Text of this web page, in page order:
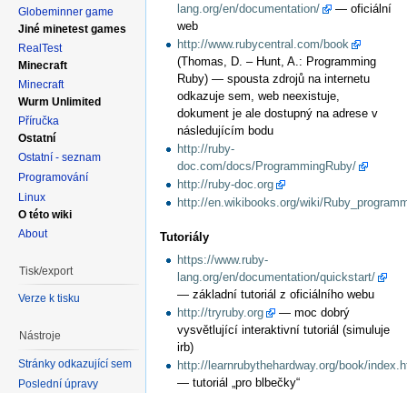
lang.org/en/documentation/
— oficiální
web
http://www.rubycentral.com/book
(Thomas, D. – Hunt, A.: Programming
Ruby) — spousta zdrojů na internetu
odkazuje sem, web neexistuje,
dokument je ale dostupný na adrese v
následujícím bodu
http://ruby-
doc.com/docs/ProgrammingRuby/
http://ruby-doc.org
http://en.wikibooks.org/wiki/
Tutoriály
https://www.ruby-
lang.org/en/documentation/quickstart/
— základní tutoriál z oficiálního webu
http://tryruby.org
— moc dobrý
vysvětlující interaktivní tutoriál (simuluje
irb)
http://learnrubythehardway.org/book/
— tutoriál „pro blbečky“
Globeminner game
Jiné minetest games
RealTest
Minecraft
Minecraft
Wurm Unlimited
Příručka
Ostatní
Ostatní - seznam
Programování
Linux
O této wiki
About
Tisk/export
Verze k tisku
Nástroje
Stránky odkazující sem
Poslední úpravy